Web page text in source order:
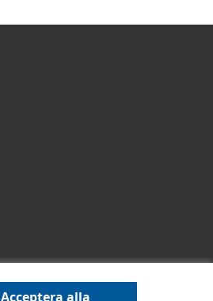
Acceptera alla